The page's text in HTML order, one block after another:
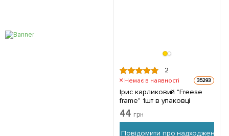
2
Немає в наявності 35293
Ірис карликовий "Freese
frаme" 1шт в упаковці
44 грн
Повідомити про надходження